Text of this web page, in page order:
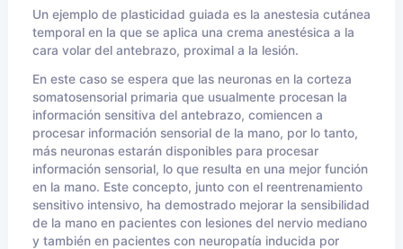
Un ejemplo de plasticidad guiada es la anestesia cutánea
temporal en la que se aplica una crema anestésica a la
cara volar del antebrazo, proximal a la lesión.
En este caso se espera que las neuronas en la corteza
somatosensorial primaria que usualmente procesan la
información sensitiva del antebrazo, comiencen a
procesar información sensorial de la mano, por lo tanto,
más neuronas estarán disponibles para procesar
información sensorial, lo que resulta en una mejor función
en la mano. Este concepto, junto con el reentrenamiento
sensitivo intensivo, ha demostrado mejorar la sensibilidad
de la mano en pacientes con lesiones del nervio mediano
y también en pacientes con neuropatía inducida por